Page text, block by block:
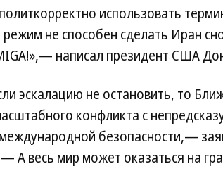
использовать
режим не способен сделать Иран
написал президент США
эскалацию не остановить, то
конфликта с
безопасности,—
А весь мир может оказаться на